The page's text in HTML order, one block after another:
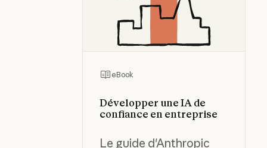
eBook
Développer une IA de
confiance en entreprise
Le guide d'Anthropic